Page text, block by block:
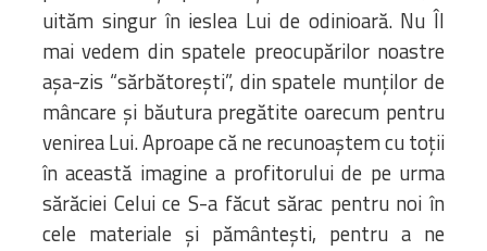
uităm singur în ieslea Lui de odinioară. Nu Îl
mai vedem din spatele preocupărilor noastre
așa-zis “sărbătorești”, din spatele munților de
mâncare și băutura pregătite oarecum pentru
venirea Lui. Aproape că ne recunoaștem cu toții
în această imagine a profitorului de pe urma
sărăciei Celui ce S-a făcut sărac pentru noi în
cele materiale și pământești, pentru a ne